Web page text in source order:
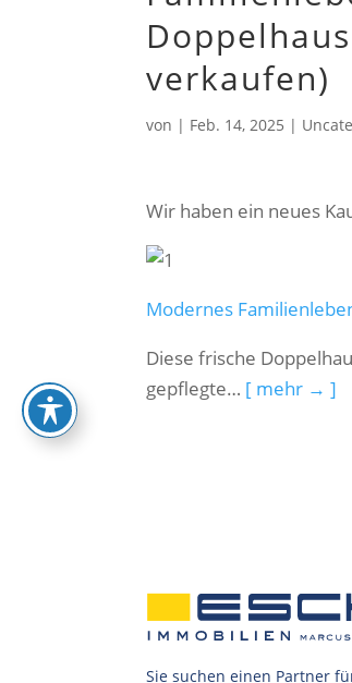
verkaufen)
von | Feb. 14, 2025 |
Wir haben ein neues
Modernes
Diese frische
gepflegte… [ mehr → ]
Sie suchen einen Partner